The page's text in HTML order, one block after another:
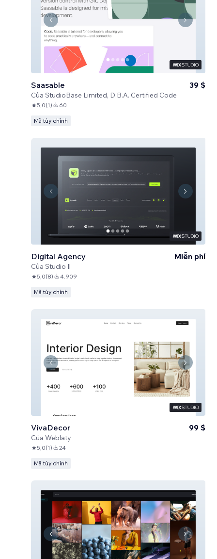
Saasable
Của StudioBase Limited, D.B.A. Certified Code
39 $
5,0(1) 60
Mã tùy chỉnh
Digital Agency
Của Studio Il
Miễn phí
5,0(8) 4.909
Mã tùy chỉnh
VivaDecor
Của Weblaty
99 $
5,0(1) 24
Mã tùy chỉnh